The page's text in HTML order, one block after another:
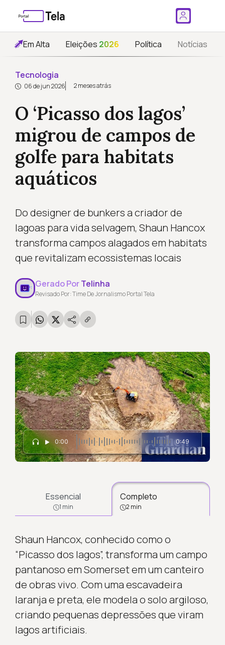
Em Alta Eleições 2026 Política Notícias
Tecnologia
06 de jun 2026 2 meses atrás
O ‘Picasso dos lagos’
migrou de campos de
golfe para habitats
aquáticos
Do designer de bunkers a criador de
lagoas para vida selvagem, Shaun Hancox
transforma campos alagados em habitats
que revitalizam ecossistemas locais
Gerado PorTelinha
Revisado Por: Time De Jornalismo Portal Tela
0:00 0:49
Essencial
1 min
Completo
2 min
Shaun Hancox, conhecido como o
“Picasso dos lagos”, transforma um campo
pantanoso em Somerset em um canteiro
de obras vivo. Com uma escavadeira
laranja e preta, ele modela o solo argiloso,
criando pequenas depressões que viram
lagos artificiais.